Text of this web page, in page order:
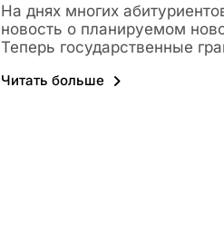
На днях многих
новость о планируемом
Теперь государственные
Читать больше